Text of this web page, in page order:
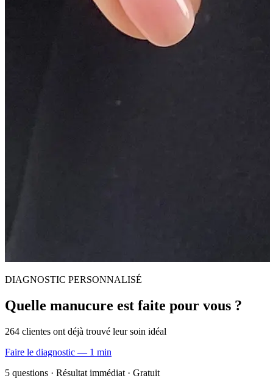
DIAGNOSTIC PERSONNALISÉ
Quelle manucure est faite pour vous ?
264 clientes ont déjà trouvé leur soin idéal
Faire le diagnostic — 1 min
5 questions · Résultat immédiat · Gratuit